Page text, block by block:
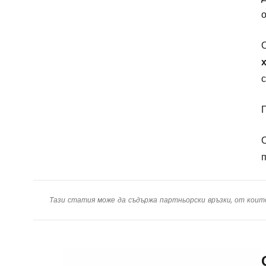
Тази статия може да съдържа партньорски връзки, от